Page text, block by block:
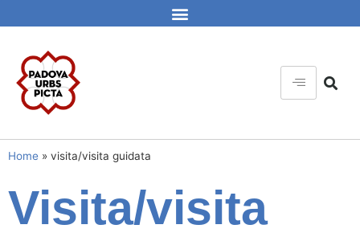
Home » visita/visita guidata
Visita/visita